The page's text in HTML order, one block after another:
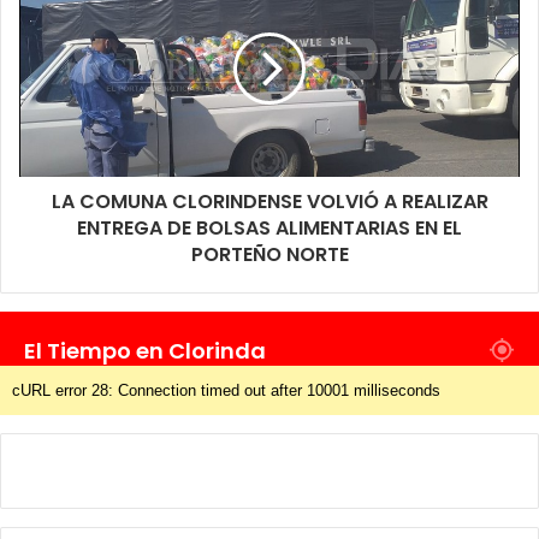
móviles de traslado, bajaban frente al cajero del complejo
habitacional, realizaban su operación y volvían a abordar el
móvil para regresar al barrio, antes de ingresar nuevamente el
personal de salud desarrollaba un trabajo amplio de
desinfección de cada uno de los módulos de los cajeros
automáticos.
LA COMUNA CLORINDENSE VOLVIÓ A REALIZAR
ENTREGA DE BOLSAS ALIMENTARIAS EN EL
PORTEÑO NORTE
El Tiempo en Clorinda
cURL error 28: Connection timed out after 10001 milliseconds